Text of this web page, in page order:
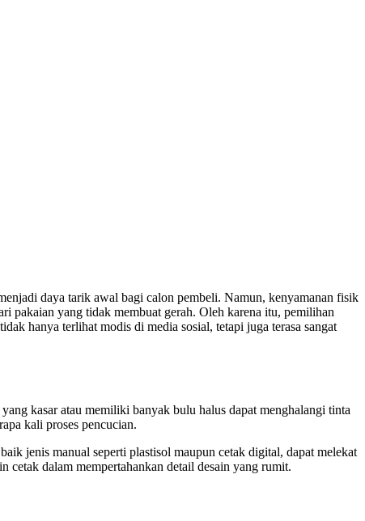
daya tarik awal bagi calon pembeli. Namun, kenyamanan fisik
pakaian yang tidak membuat gerah. Oleh karena itu, pemilihan
hanya terlihat modis di media sosial, tetapi juga terasa sangat
kasar atau memiliki banyak bulu halus dapat menghalangi tinta
kali proses pencucian.
jenis manual seperti plastisol maupun cetak digital, dapat melekat
cetak dalam mempertahankan detail desain yang rumit.